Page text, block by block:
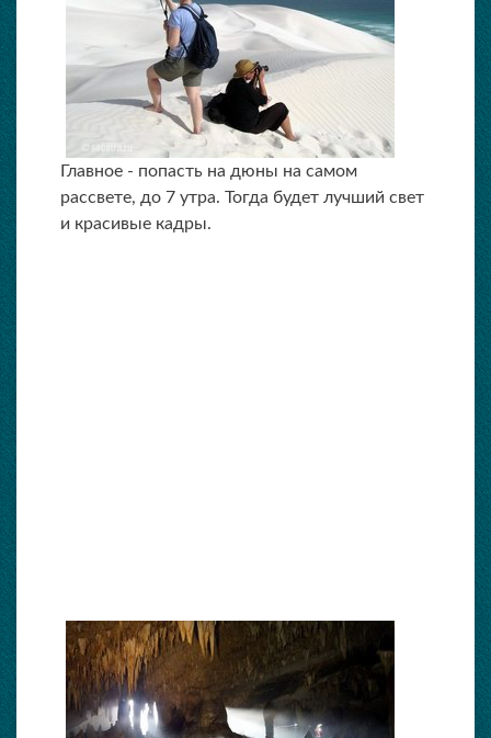
Главное - попасть на дюны на самом
рассвете, до 7 утра. Тогда будет лучший свет
и красивые кадры.